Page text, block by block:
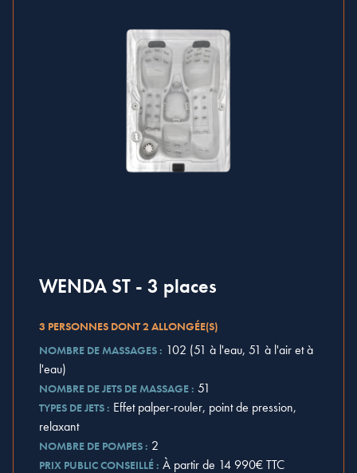
WENDA ST - 3 places
3 PERSONNES DONT 2 ALLONGÉE(S)
NOMBRE DE MASSAGES : 102 (51 à l'eau, 51 à l'air et à
l'eau)
NOMBRE DE JETS DE MASSAGE : 51
TYPES DE JETS : Effet palper-rouler, point de pression,
relaxant
NOMBRE DE POMPES : 2
PRIX PUBLIC CONSEILLÉ : À partir de 14 990€ TTC